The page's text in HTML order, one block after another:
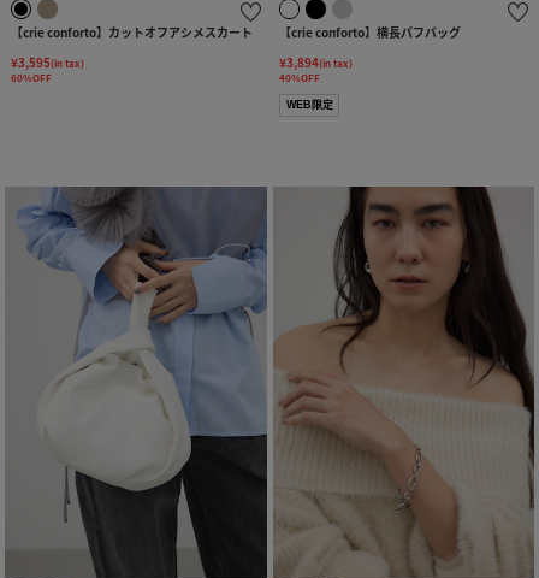
【crie conforto】カットオフアシメスカート
¥3,595(in tax)
60%OFF
【crie conforto】横長パフバッグ
¥3,894(in tax)
40%OFF
WEB限定